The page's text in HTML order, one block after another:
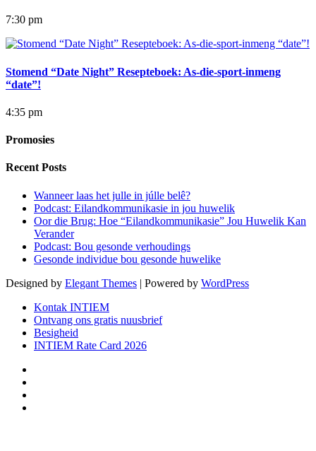
7:30 pm
Stomend “Date Night” Resepteboek: As-die-sport-inmeng
“date”!
4:35 pm
Promosies
Recent Posts
Wanneer laas het julle in júlle belê?
Podcast: Eilandkommunikasie in jou huwelik
Oor die Brug: Hoe “Eilandkommunikasie” Jou Huwelik Kan
Verander
Podcast: Bou gesonde verhoudings
Gesonde individue bou gesonde huwelike
Designed by Elegant Themes | Powered by WordPress
Kontak INTIEM
Ontvang ons gratis nuusbrief
Besigheid
INTIEM Rate Card 2026